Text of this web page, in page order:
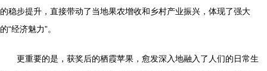
的稳步提升，直接带动了当地果农增收和乡村产业振兴，体现了强大
的“经济魅力”。
更重要的是，获奖后的栖霞苹果，愈发深入地融入了人们的日常生